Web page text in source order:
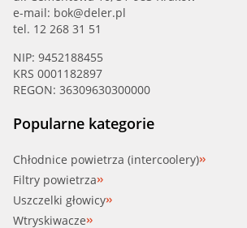
e-mail: bok@deler.pl
tel. 12 268 31 51
NIP: 9452188455
KRS 0001182897
REGON: 36309630300000
Popularne kategorie
Chłodnice powietrza (intercoolery)
Filtry powietrza
Uszczelki głowicy
Wtryskiwacze